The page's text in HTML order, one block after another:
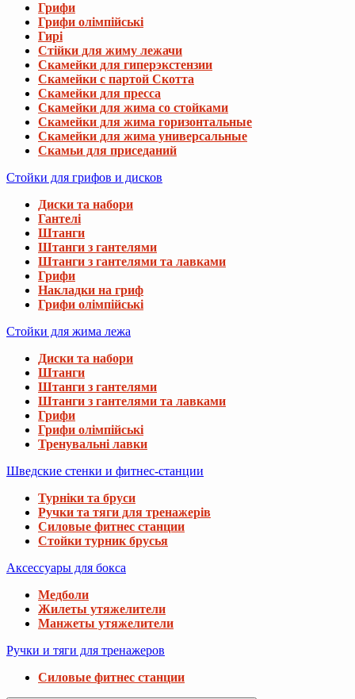
Грифи
Грифи олімпійські
Гирі
Стійки для жиму лежачи
Скамейки для гиперэкстензии
Скамейки с партой Скотта
Скамейки для пресса
Скамейки для жима со стойками
Скамейки для жима горизонтальные
Скамейки для жима универсальные
Скамьи для приседаний
Стойки для грифов и дисков
Диски та набори
Гантелі
Штанги
Штанги з гантелями
Штанги з гантелями та лавками
Грифи
Накладки на гриф
Грифи олімпійські
Стойки для жима лежа
Диски та набори
Штанги
Штанги з гантелями
Штанги з гантелями та лавками
Грифи
Грифи олімпійські
Тренувальні лавки
Шведские стенки и фитнес-станции
Турніки та бруси
Ручки та тяги для тренажерів
Силовые фитнес станции
Стойки турник брусья
Аксессуары для бокса
Медболи
Жилеты утяжелители
Манжеты утяжелители
Ручки и тяги для тренажеров
Силовые фитнес станции